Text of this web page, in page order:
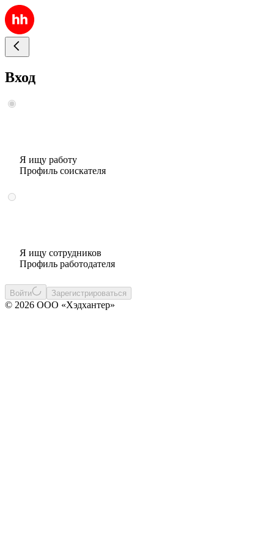
Вход
Я ищу работу
Профиль соискателя
Я ищу сотрудников
Профиль работодателя
Войти Зарегистрироваться
© 2026 ООО «Хэдхантер»